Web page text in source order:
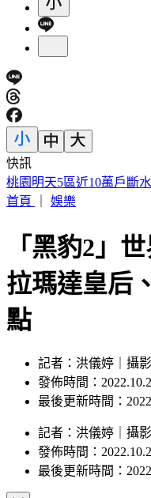
快訊
幕後／竹北人選呼之欲
首頁
娛樂
「黑豹2」
拉瑪達皇后
點
記者：洪儀婷｜攝
發佈時間：
最後更新時間：
記者 ： 洪儀婷 攝影
發佈時間：
最後更新時間：